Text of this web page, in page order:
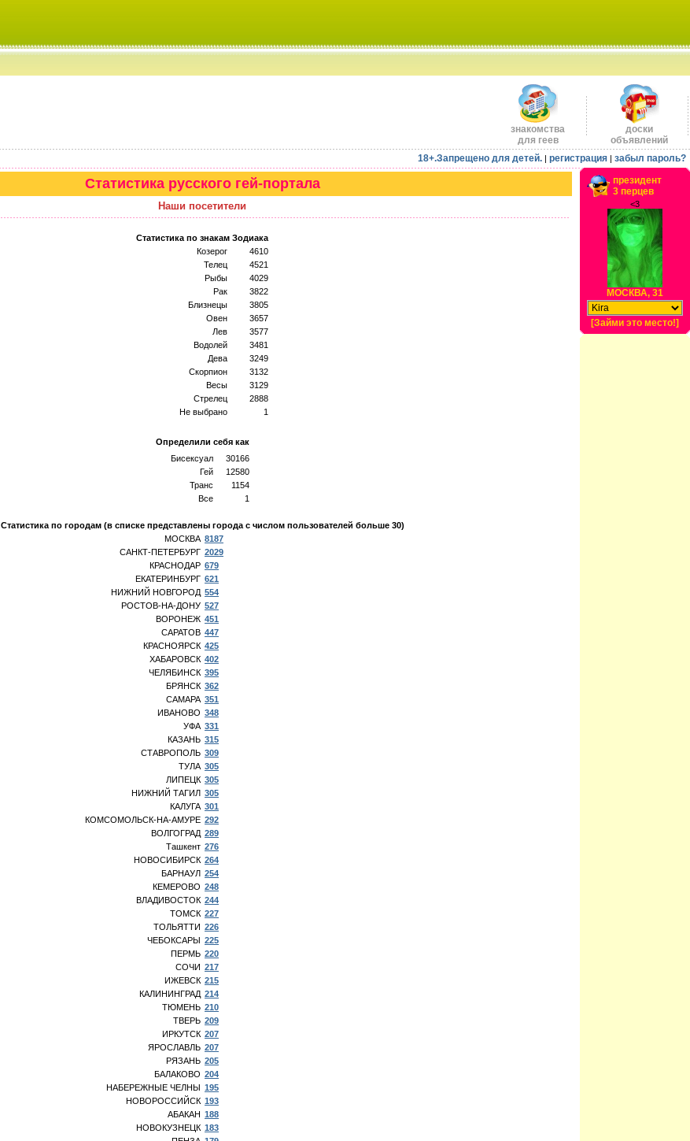
знакомства
для геев
доски
объявлений
18+.Запрещено для детей. | регистрация | забыл пароль?
Статистика русского гей-портала
Наши посетители
Статистика по знакам Зодиака
Козерог
4610
Телец
4521
Рыбы
4029
Рак
3822
Близнецы
3805
Овен
3657
Лев
3577
Водолей
3481
Дева
3249
Скорпион
3132
Весы
3129
Стрелец
2888
Не выбрано
1
Определили себя как
Бисексуал
30166
Гей
12580
Транс
1154
Все
1
Статистика по городам (в списке представлены города с числом пользователей больше 30)
МОСКВА 8187
САНКТ-ПЕТЕРБУРГ 2029
КРАСНОДАР 679
ЕКАТЕРИНБУРГ 621
НИЖНИЙ НОВГОРОД 554
РОСТОВ-НА-ДОНУ 527
ВОРОНЕЖ 451
САРАТОВ 447
КРАСНОЯРСК 425
ХАБАРОВСК 402
ЧЕЛЯБИНСК 395
БРЯНСК 362
САМАРА 351
ИВАНОВО 348
УФА 331
КАЗАНЬ 315
СТАВРОПОЛЬ 309
ТУЛА 305
ЛИПЕЦК 305
НИЖНИЙ ТАГИЛ 305
КАЛУГА 301
КОМСОМОЛЬСК-НА-АМУРЕ 292
ВОЛГОГРАД 289
Ташкент 276
НОВОСИБИРСК 264
БАРНАУЛ 254
КЕМЕРОВО 248
ВЛАДИВОСТОК 244
ТОМСК 227
ТОЛЬЯТТИ 226
ЧЕБОКСАРЫ 225
ПЕРМЬ 220
СОЧИ 217
ИЖЕВСК 215
КАЛИНИНГРАД 214
ТЮМЕНЬ 210
ТВЕРЬ 209
ИРКУТСК 207
ЯРОСЛАВЛЬ 207
РЯЗАНЬ 205
БАЛАКОВО 204
НАБЕРЕЖНЫЕ ЧЕЛНЫ 195
НОВОРОССИЙСК 193
АБАКАН 188
НОВОКУЗНЕЦК 183
президент
3 перцев
<3
МОСКВА, 31
[Займи это место!]